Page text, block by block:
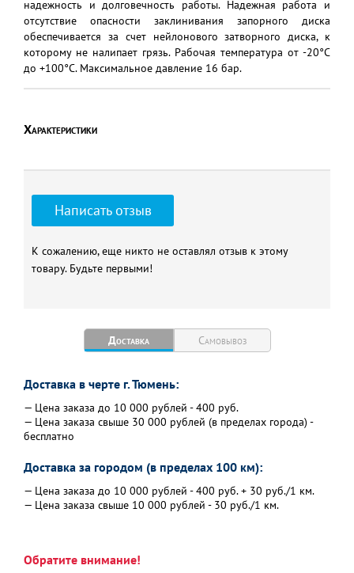
надежность и долговечность работы. Надежная работа и
отсутствие опасности заклинивания запорного диска
обеспечивается за счет нейлонового затворного диска, к
которому не налипает грязь. Рабочая температура от -20°C
до +100°C. Максимальное давление 16 бар.
Характеристики
Написать отзыв
К сожалению, еще никто не оставлял отзыв к этому
товару. Будьте первыми!
Доставка Самовывоз
Доставка в черте г. Тюмень:
— Цена заказа до 10 000 рублей - 400 руб.
— Цена заказа свыше 30 000 рублей (в пределах города) -
бесплатно
Доставка за городом (в пределах 100 км):
— Цена заказа до 10 000 рублей - 400 руб. + 30 руб./1 км.
— Цена заказа свыше 10 000 рублей - 30 руб./1 км.
Обратите внимание!